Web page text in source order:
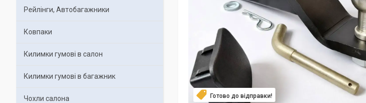
Готово до відправки!
Рейлінги, Автобагажники
Ковпаки
Килимки гумові в салон
Килимки гумові в багажник
Чохли салона